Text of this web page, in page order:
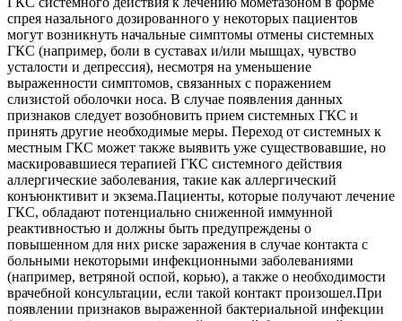
спрея назального дозированного у некоторых пациентов
могут возникнуть начальные симптомы отмены системных
ГКС (например, боли в суставах и/или мышцах, чувство
усталости и депрессия), несмотря на уменьшение
выраженности симптомов, связанных с поражением
слизистой оболочки носа. В случае появления данных
признаков следует возобновить прием системных ГКС и
принять другие необходимые меры. Переход от системных к
местным ГКС может также выявить уже существовавшие, но
маскировавшиеся терапией ГКС системного действия
аллергические заболевания, такие как аллергический
конъюнктивит и экзема.Пациенты, которые получают лечение
ГКС, обладают потенциально сниженной иммунной
реактивностью и должны быть предупреждены о
повышенном для них риске заражения в случае контакта с
больными некоторыми инфекционными заболеваниями
(например, ветряной оспой, корью), а также о необходимости
врачебной консультации, если такой контакт произошел.При
появлении признаков выраженной бактериальной инфекции